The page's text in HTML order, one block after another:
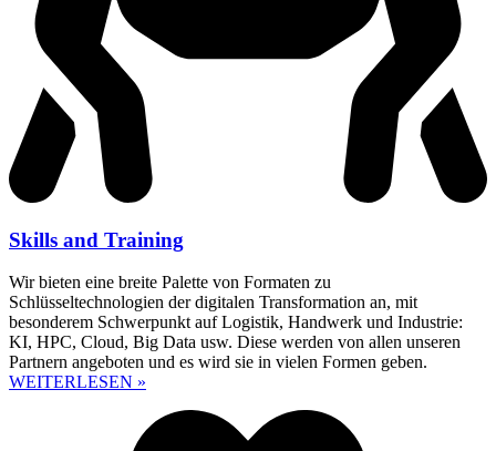
Skills and Training
Wir bieten eine breite Palette von Formaten zu
Schlüsseltechnologien der digitalen Transformation an, mit
besonderem Schwerpunkt auf Logistik, Handwerk und Industrie:
KI, HPC, Cloud, Big Data usw. Diese werden von allen unseren
Partnern angeboten und es wird sie in vielen Formen geben.
WEITERLESEN »